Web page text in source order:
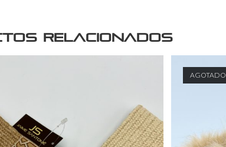
relacionados
AGOTADO